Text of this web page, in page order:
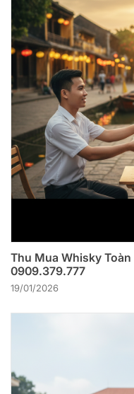
Thu Mua Whisky Toàn
0909.379.777
19/01/2026